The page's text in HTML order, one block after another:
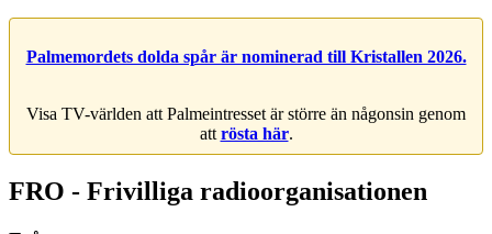
Palmemordets dolda spår är nominerad till Kristallen 2026.
Visa TV-världen att Palmeintresset är större än någonsin genom
att rösta här.
FRO - Frivilliga radioorganisationen